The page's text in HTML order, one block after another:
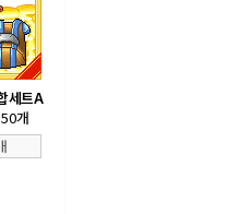
세트A
개